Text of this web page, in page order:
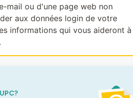
mail ou d'une page web non
aux données login de votre
informations qui vous aideront à